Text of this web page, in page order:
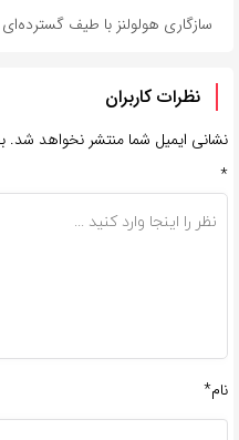
سازگاری هولولنز با طیف
نظرات کاربران
نشانی ایمیل شما منتشر نخواهد شد.
*
نام*